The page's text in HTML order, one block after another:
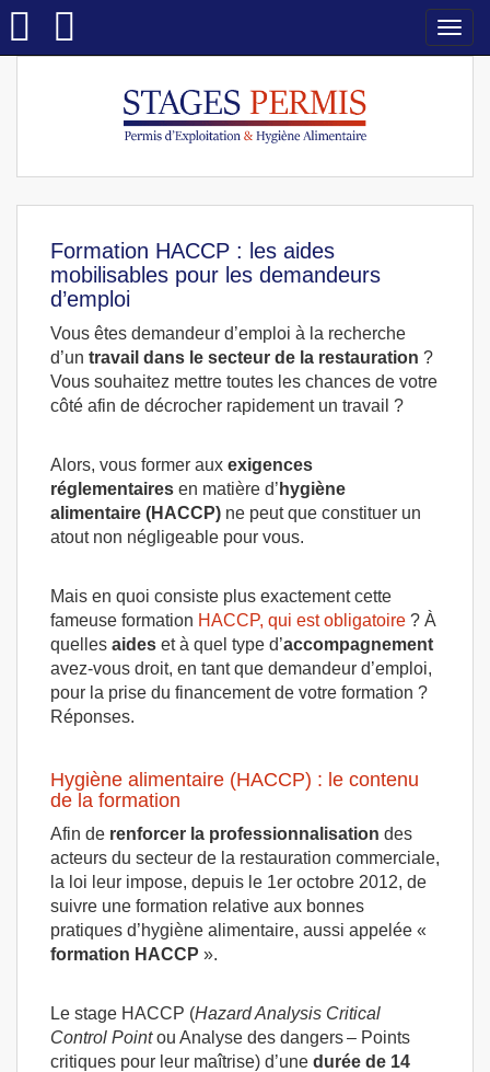
Formation HACCP : les aides
mobilisables pour les demandeurs
d’emploi
Vous êtes demandeur d’emploi à la recherche
d’un travail dans le secteur de la restauration ?
Vous souhaitez mettre toutes les chances de votre
côté afin de décrocher rapidement un travail ?
Alors, vous former aux exigences
réglementaires en matière d’ hygiène
alimentaire (HACCP) ne peut que constituer un
atout non négligeable pour vous.
Mais en quoi consiste plus exactement cette
fameuse formation HACCP, qui est obligatoire ? À
quelles aides et à quel type d’accompagnement
avez-vous droit, en tant que demandeur d’emploi,
pour la prise du financement de votre formation ?
Réponses.
Hygiène alimentaire (HACCP) : le contenu
de la formation
Afin de renforcer la professionnalisation des
acteurs du secteur de la restauration commerciale,
la loi leur impose, depuis le 1er octobre 2012, de
suivre une formation relative aux bonnes
pratiques d’hygiène alimentaire, aussi appelée «
formation HACCP ».
Le stage HACCP (Hazard Analysis Critical
Control Pointou Analyse des dangers – Points
critiques pour leur maîtrise) d’une durée de 14